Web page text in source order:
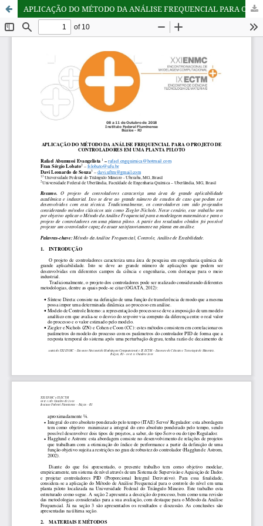
APLICAÇÃO DO MÉTODO DA ANÁLISE FREQUENCIAL PARA O PROJETO DE CONTROLADORES EM UMA PLANTA PILOTO